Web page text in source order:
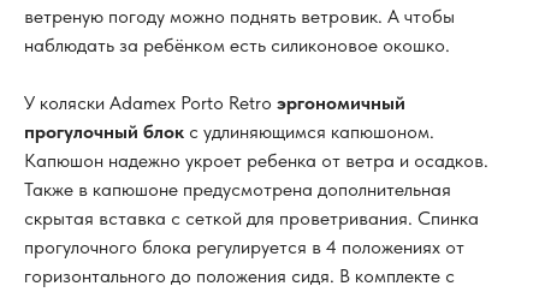
ветреную погоду можно поднять ветровик. А чтобы
наблюдать за ребёнком есть силиконовое окошко.
У коляски Adamex Porto Retro эргономичный
прогулочный блок с удлиняющимся капюшоном.
Капюшон надежно укроет ребенка от ветра и осадков.
Также в капюшоне предусмотрена дополнительная
скрытая вставка с сеткой для проветривания. Спинка
прогулочного блока регулируется в 4 положениях от
горизонтального до положения сидя. В комплекте с